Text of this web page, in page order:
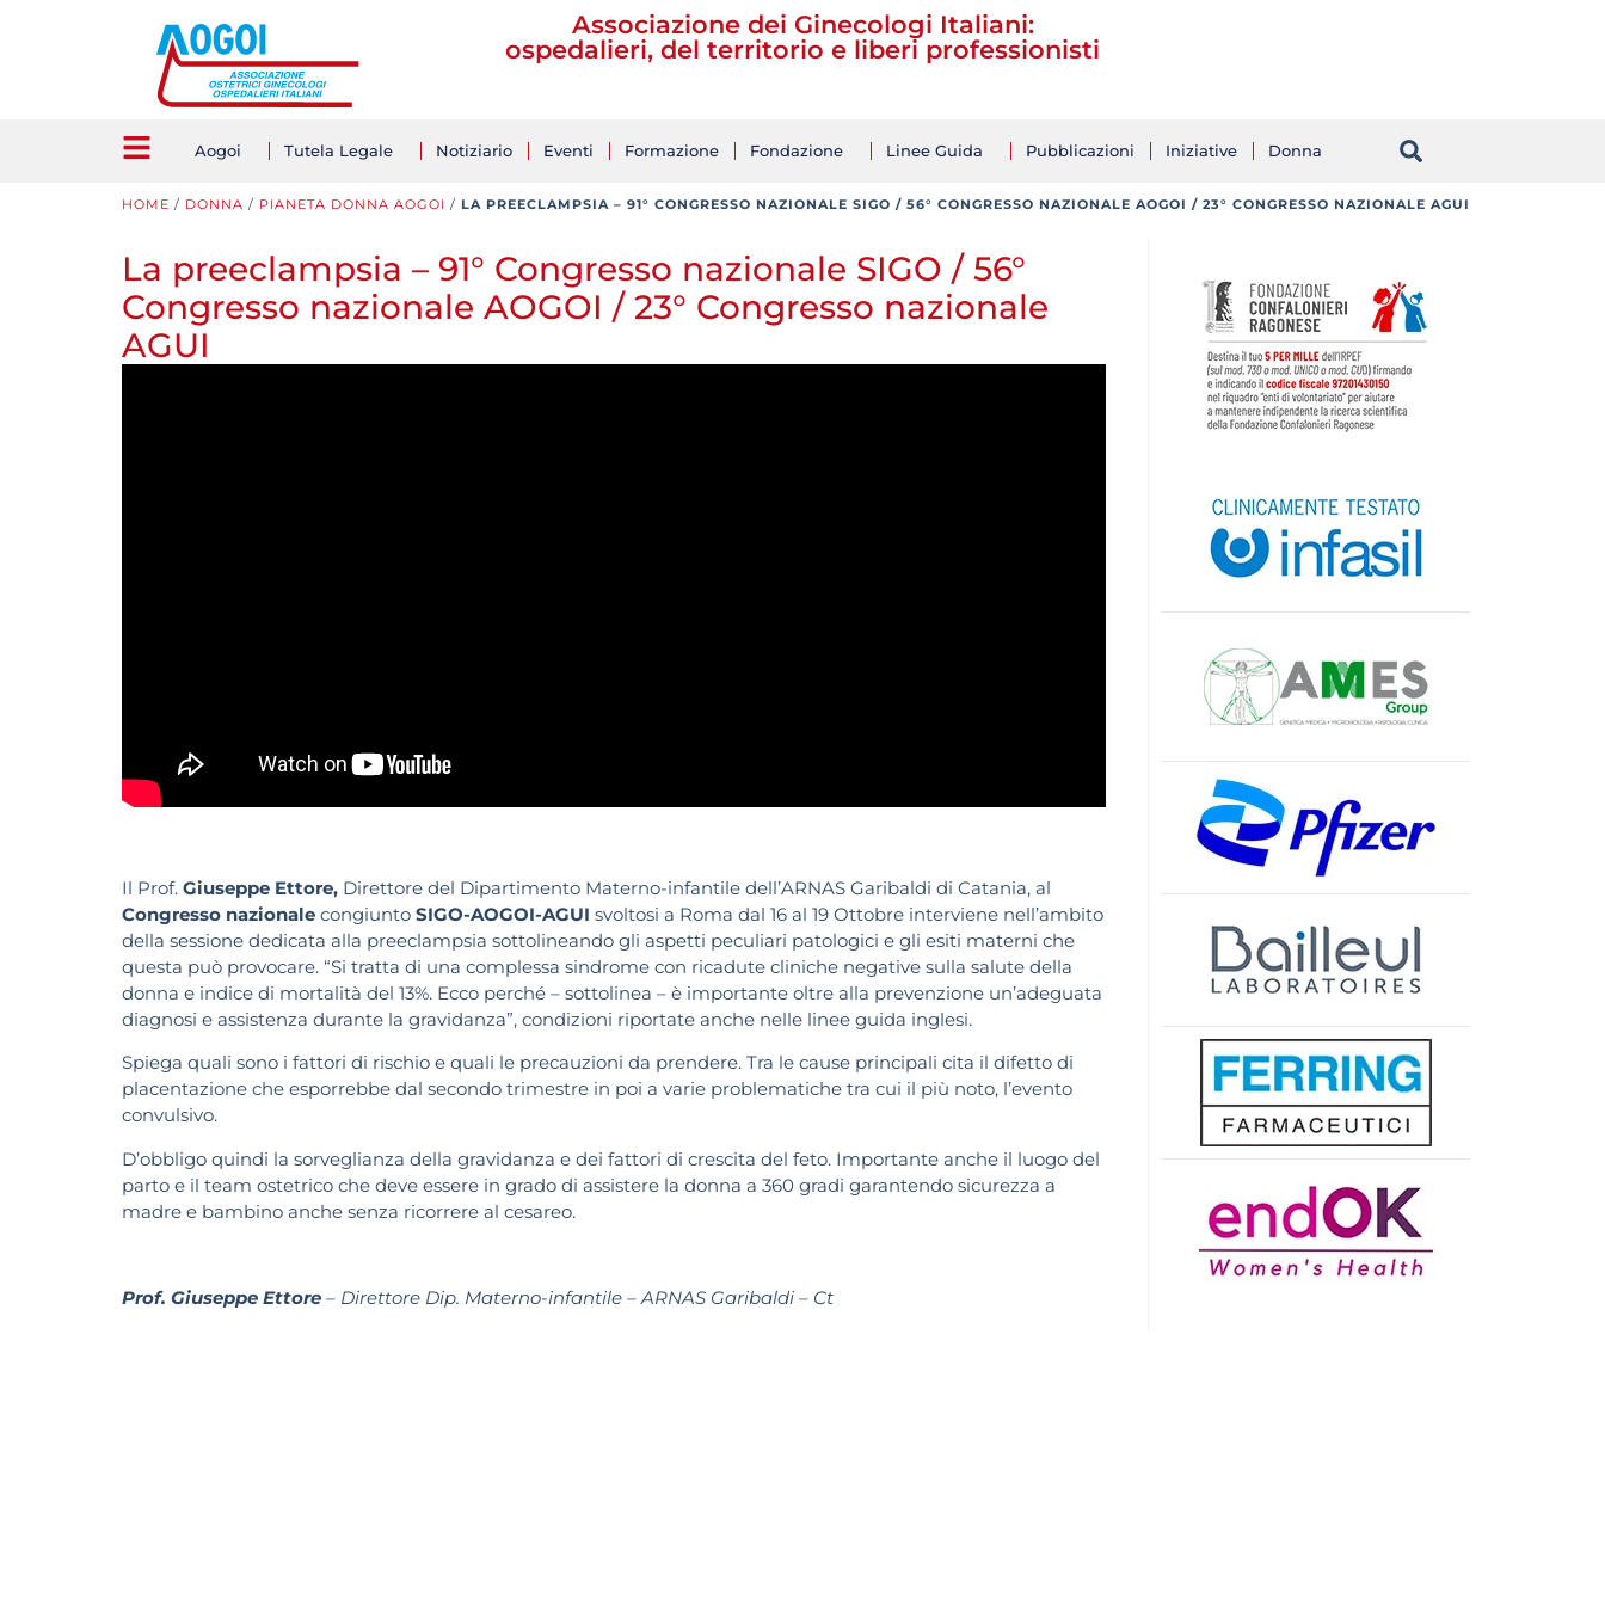
Associazione dei Ginecologi Italiani:
ospedalieri, del territorio e liberi professionisti
Aogoi Tutela Legale Notiziario Eventi Formazione Fondazione Linee Guida Pubblicazioni Iniziative Donna
HOME / DONNA / PIANETA DONNA AOGOI / LA PREECLAMPSIA – 91° CONGRESSO NAZIONALE SIGO / 56° CONGRESSO NAZIONALE AOGOI / 23° CONGRESSO NAZIONALE AGUI
La preeclampsia – 91° Congresso nazionale SIGO / 56°
Congresso nazionale AOGOI / 23° Congresso nazionale
AGUI
Il Prof. Giuseppe Ettore, Direttore del Dipartimento Materno-infantile dell’ARNAS Garibaldi di Catania, al
Congresso nazionale congiunto SIGO-AOGOI-AGUI svoltosi a Roma dal 16 al 19 Ottobre interviene nell’ambito
della sessione dedicata alla preeclampsia sottolineando gli aspetti peculiari patologici e gli esiti materni che
questa può provocare. “Si tratta di una complessa sindrome con ricadute cliniche negative sulla salute della
donna e indice di mortalità del 13%. Ecco perché – sottolinea – è importante oltre alla prevenzione un’adeguata
diagnosi e assistenza durante la gravidanza”, condizioni riportate anche nelle linee guida inglesi.
Spiega quali sono i fattori di rischio e quali le precauzioni da prendere. Tra le cause principali cita il difetto di
placentazione che esporrebbe dal secondo trimestre in poi a varie problematiche tra cui il più noto, l’evento
convulsivo.
D’obbligo quindi la sorveglianza della gravidanza e dei fattori di crescita del feto. Importante anche il luogo del
parto e il team ostetrico che deve essere in grado di assistere la donna a 360 gradi garantendo sicurezza a
madre e bambino anche senza ricorrere al cesareo.
Prof. Giuseppe Ettore – Direttore Dip. Materno-infantile – ARNAS Garibaldi – Ct